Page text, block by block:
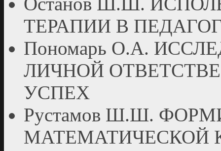
ТЕРАПИИ В
Пономарь О.А.
ЛИЧНОЙ
УСПЕХ
Рустамов Ш.Ш.
МАТЕМАТИЧЕСКОЙ